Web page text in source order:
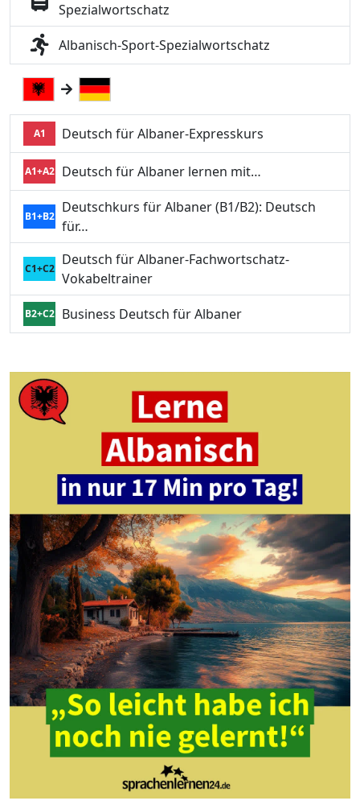
Spezialwortschatz
Albanisch-Sport-Spezialwortschatz
A1 Deutsch für Albaner-Expresskurs
A1+A2 Deutsch für Albaner lernen mit…
B1+B2
Deutschkurs für Albaner (B1/B2): Deutsch
für…
C1+C2
Deutsch für Albaner-Fachwortschatz-
Vokabeltrainer
B2+C2 Business Deutsch für Albaner